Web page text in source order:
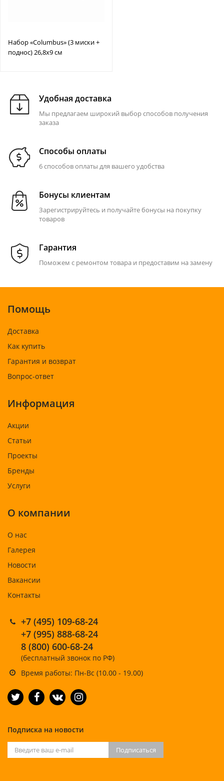
Набор «Columbus» (3 миски +
поднос) 26,8х9 см
Удобная доставка
Мы предлагаем широкий выбор способов получения
заказа
Способы оплаты
6 способов оплаты для вашего удобства
Бонусы клиентам
Зарегистрируйтесь и получайте бонусы на покупку
товаров
Гарантия
Поможем с ремонтом товара и предоставим на замену
Помощь
Доставка
Как купить
Гарантия и возврат
Вопрос-ответ
Информация
Акции
Статьи
Проекты
Бренды
Услуги
О компании
О нас
Галерея
Новости
Вакансии
Контакты
+7 (495) 109-68-24
+7 (995) 888-68-24
8 (800) 600-68-24
(бесплатный звонок по РФ)
Время работы: Пн-Вс (10.00 - 19.00)
Подписка на новости
Подписаться